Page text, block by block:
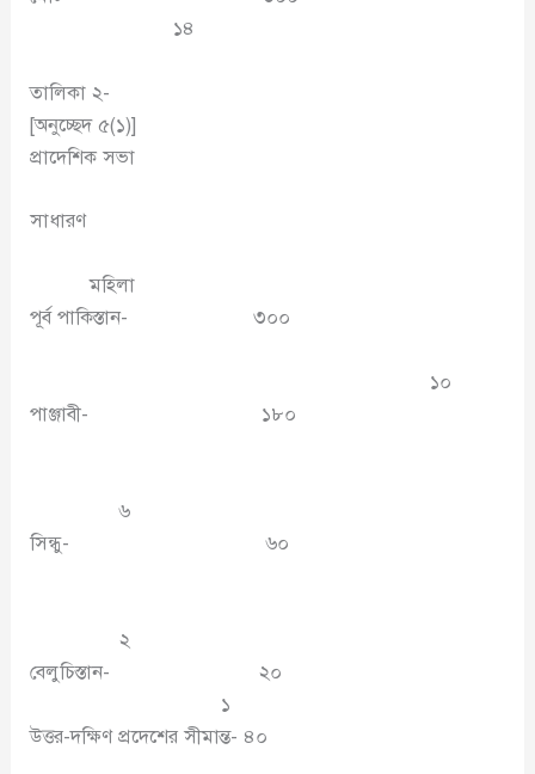
১৪
তালিকা ২-
[অনুচ্ছেদ ৫(১)]
প্রাদেশিক সভা
সাধারণ
মহিলা
পূর্ব পাকিস্তান- ৩০০
১০
পাঞ্জাবী- ১৮০
৬
সিন্ধু- ৬০
২
বেলুচিস্তান- ২০
১
উত্তর-দক্ষিণ প্রদেশের সীমান্ত- ৪০